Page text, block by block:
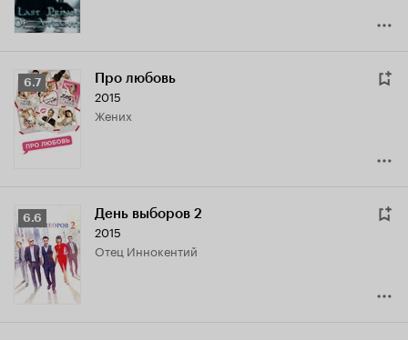
Рейтинг
Кинопоиска
6.7
6.7 Про любовь
2015
жених
Рейтинг
Кинопоиска
6.6
6.6 День выборов 2
2015
отец Иннокентий